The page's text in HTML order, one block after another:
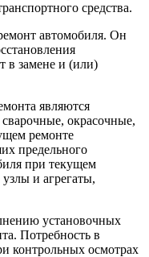
средства.
автомобиля. Он
в замене и (или)
являются
окрасочные,
ремонте
предельного
при текущем
и агрегаты,
установочных
Потребность в
контрольных осмотрах